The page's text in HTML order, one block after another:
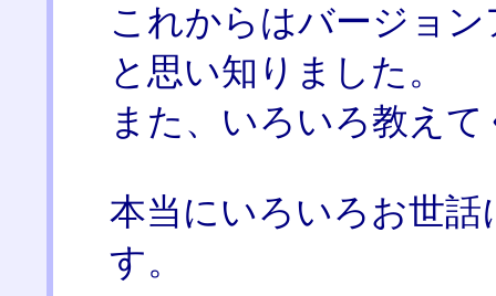
これからはバージョ
と思い知りました。
また、いろいろ教え
本当にいろいろお世
す。